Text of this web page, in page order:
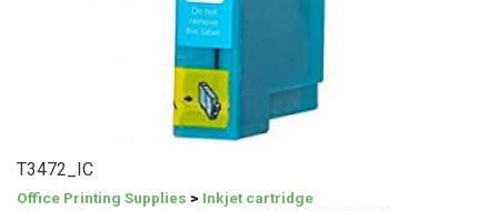
T3472_IC
Office Printing Supplies > Inkjet cartridge